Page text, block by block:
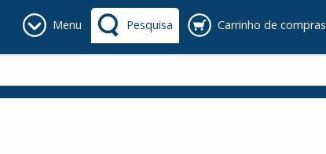
Menu Pesquisa Carrinho de compras